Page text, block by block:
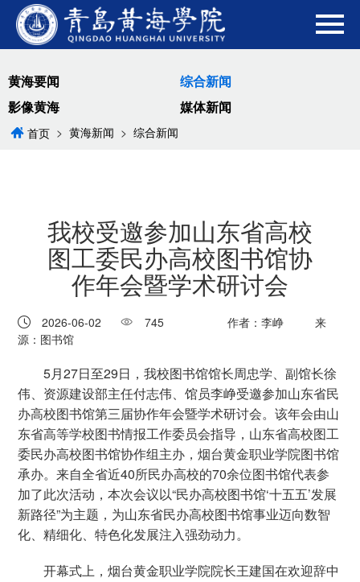
黄海要闻
综合新闻
影像黄海
媒体新闻
首页 > 黄海新闻 > 综合新闻
我校受邀参加山东省高校
图工委民办高校图书馆协
作年会暨学术研讨会
2026-06-02 745 作者：李峥
来
源：图书馆
5月27日至29日，我校图书馆馆长周忠学、副馆长徐
伟、资源建设部主任付志伟、馆员李峥受邀参加山东省民
办高校图书馆第三届协作年会暨学术研讨会。该年会由山
东省高等学校图书情报工作委员会指导，山东省高校图工
委民办高校图书馆协作组主办，烟台黄金职业学院图书馆
承办。来自全省近40所民办高校的70余位图书馆代表参
加了此次活动，本次会议以“民办高校图书馆‘十五五’发展
新路径”为主题，为山东省民办高校图书馆事业迈向数智
化、精细化、特色化发展注入强劲动力。
开幕式上，烟台黄金职业学院院长王建国在欢迎辞中